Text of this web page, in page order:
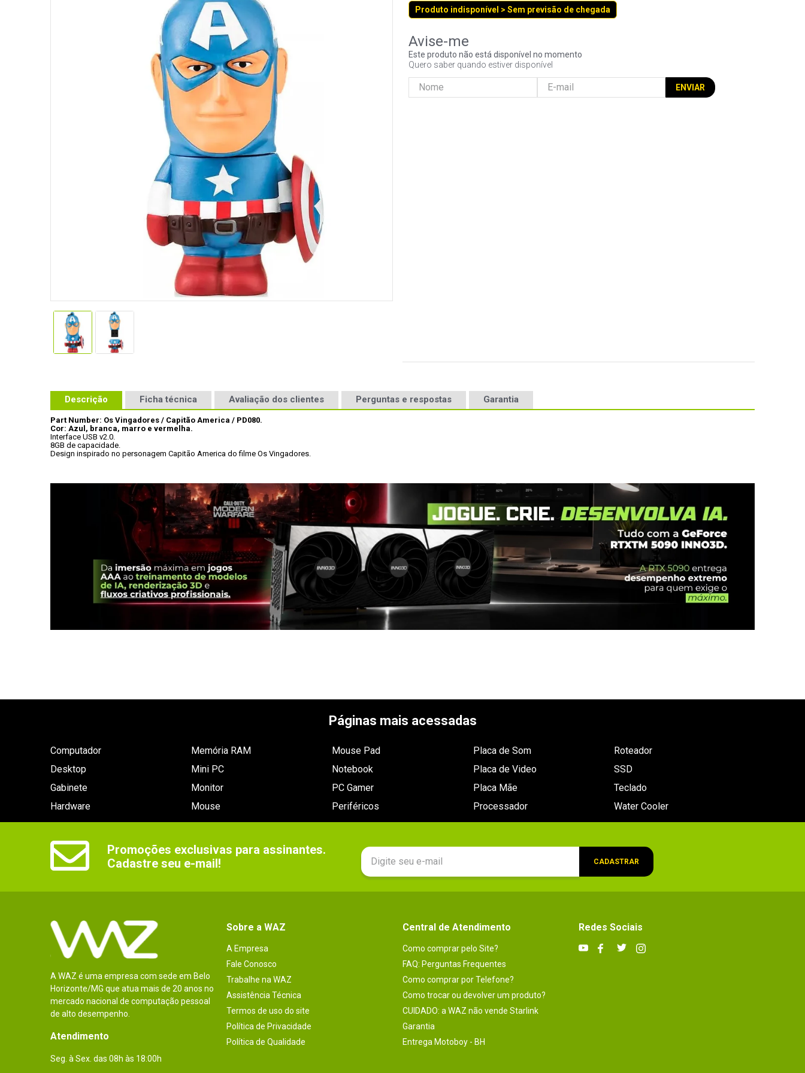
Produto indisponível > Sem previsão de chegada
Este produto não está disponível no momento
Quero saber quando estiver disponível
ENVIAR
Descrição Ficha técnica Avaliação dos clientes Perguntas e respostas Garantia
Part Number: Os Vingadores / Capitão America / PD080.
Cor: Azul, branca, marro e vermelha.
Interface USB v2.0.
8GB de capacidade.
Design inspirado no personagem Capitão America do filme Os Vingadores.
Páginas mais acessadas
Computador
Desktop
Gabinete
Hardware
Memória RAM
Mini PC
Monitor
Mouse
Mouse Pad
Notebook
PC Gamer
Periféricos
Placa de Som
Placa de Video
Placa Mãe
Processador
Roteador
SSD
Teclado
Water Cooler
Promoções exclusivas para assinantes.
Cadastre seu e-mail!
CADASTRAR
A WAZ é uma empresa com sede em Belo
Horizonte/MG que atua mais de 20 anos no
mercado nacional de computação pessoal
de alto desempenho.
Atendimento
Seg. à Sex. das 08h às 18:00h
Sobre a WAZ
A Empresa
Fale Conosco
Trabalhe na WAZ
Assistência Técnica
Termos de uso do site
Política de Privacidade
Política de Qualidade
Central de Atendimento
Como comprar pelo Site?
FAQ: Perguntas Frequentes
Como comprar por Telefone?
Como trocar ou devolver um produto?
CUIDADO: a WAZ não vende Starlink
Garantia
Entrega Motoboy - BH
Redes Sociais
10º hd